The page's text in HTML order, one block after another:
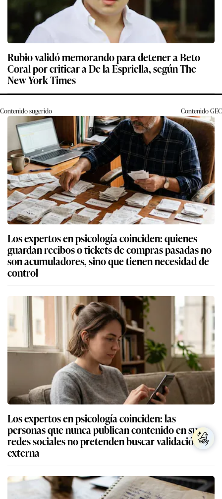
Rubio validó memorando para detener a Beto
Coral por criticar a De la Espriella, según The
New York Times
Contenido sugerido ContenidoGEC
Los expertos en psicología coinciden: quienes
guardan recibos o tickets de compras pasadas no
son acumuladores, sino que tienen necesidad de
control
Los expertos en psicología coinciden: las
personas que nunca publican contenido en sus
redes sociales no pretenden buscar validación
externa